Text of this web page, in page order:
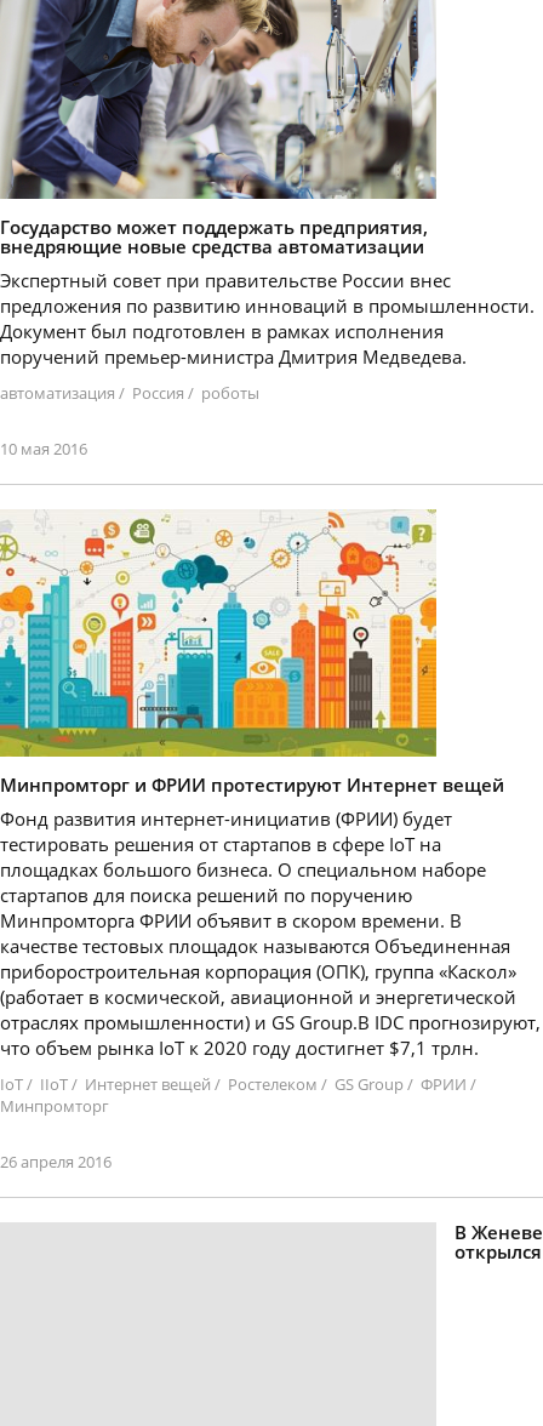
Государство может поддержать предприятия,
внедряющие новые средства автоматизации
​Экспертный совет при правительстве России внес
предложения по развитию инноваций в промышленности.
Документ был подготовлен в рамках исполнения
поручений премьер-министра Дмитрия Медведева.
автоматизация / Россия / роботы
10 мая 2016
Минпромторг и ФРИИ протестируют Интернет вещей
Фонд развития интернет-инициатив (ФРИИ) будет
тестировать решения от стартапов в сфере IoT на
площадках большого бизнеса. О специальном наборе
стартапов для поиска решений по поручению
Минпромторга ФРИИ объявит в скором времени. В
качестве тестовых площадок называются Объединенная
приборостроительная корпорация (ОПК), группа «Каскол»
(работает в космической, авиационной и энергетической
отраслях промышленности) и GS Group.В IDC прогнозируют,
что объем рынка IoT к 2020 году достигнет $7,1 трлн.
IoT/ IIoT/ Интернет вещей / Ростелеком / GS Group/ ФРИИ /
Минпромторг
26 апреля 2016
В Женеве
открылся